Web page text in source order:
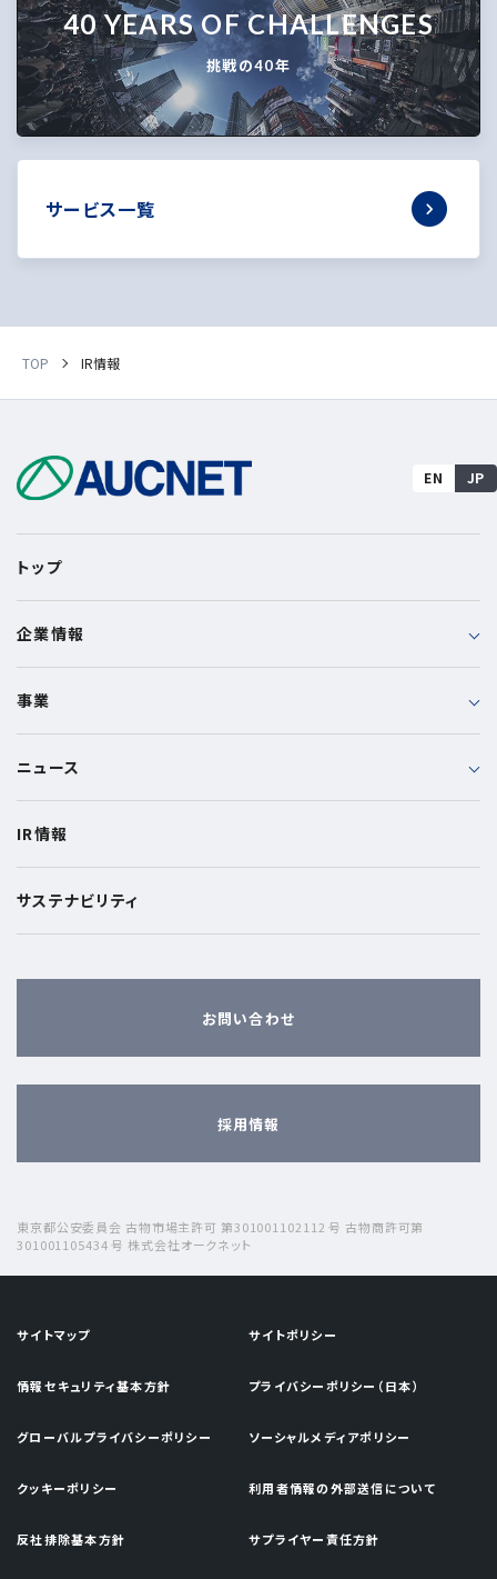
40 YEARS OF CHALLENGES
挑戦の40年
サービス一覧
TOP IR情報
EN JP
トップ
企業情報
事業
ニュース
IR情報
サステナビリティ
お問い合わせ
採用情報
東京都公安委員会 古物市場主許可 第301001102112 号 古物商許可第
301001105434 号 株式会社オークネット
サイトマップ サイトポリシー
情報セキュリティ基本方針 プライバシーポリシー（日本）
グローバルプライバシーポリシー ソーシャルメディアポリシー
クッキーポリシー 利用者情報の外部送信について
反社排除基本方針 サプライヤー責任方針